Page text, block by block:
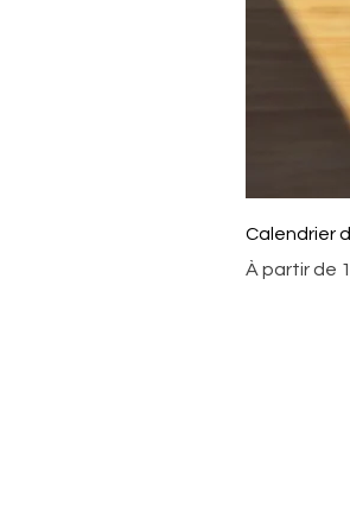
Calendrier
À partir de
Prix